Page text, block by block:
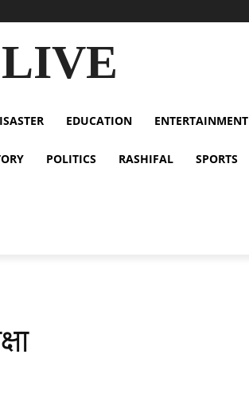
EDUCATION ENTERTAINMENT
POLITICS RASHIFAL SPORTS